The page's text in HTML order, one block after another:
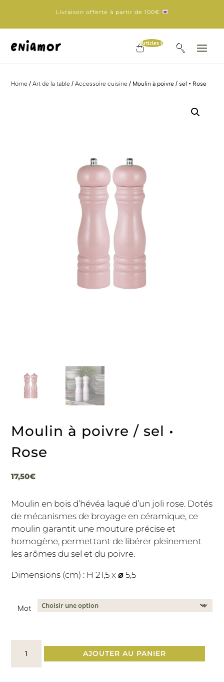
Livraison offerte à partir de 100€
Articles 0
Home /Art de la table /Accessoire cuisine / Moulin à poivre / sel • Rose
Moulin à poivre / sel •
Rose
17,50€
Moulin en bois d’hévéa laqué d’un joli rose. Dotés
de mécanismes de broyage en céramique, ce
moulin garantit une mouture précise et
homogène, permettant de libérer pleinement
les arômes du sel et du poivre.
Dimensions (cm) : H 21,5 x⌀5,5
Mot
Moulin
AJOUTER AU PANIER